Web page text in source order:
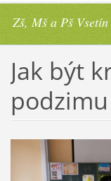
Zš, Mš a Pš Vsetín
Jak být
podzimu